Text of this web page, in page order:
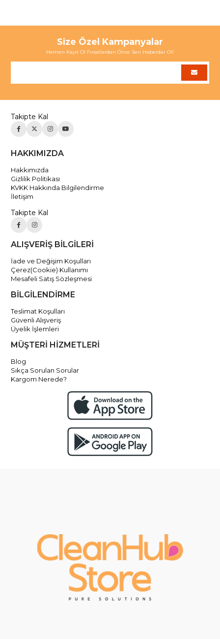
Size Özel Kampanyalar
Hemen Kayıt Ol Fırsatlardan Önce Sen Haberdar Ol!
Takipte Kal
HAKKIMIZDA
Hakkımızda
Gizlilik Politikası
KVKK Hakkında Bilgilendirme
İletişim
Takipte Kal
ALIŞVERİŞ BİLGİLERİ
İade ve Değişim Koşulları
Çerez(Cookie) Kullanımı
Mesafeli Satış Sözleşmesi
BİLGİLENDİRME
Teslimat Koşulları
Güvenli Alışveriş
Üyelik İşlemleri
MÜŞTERİ HİZMETLERİ
Blog
Sıkça Sorulan Sorular
Kargom Nerede?